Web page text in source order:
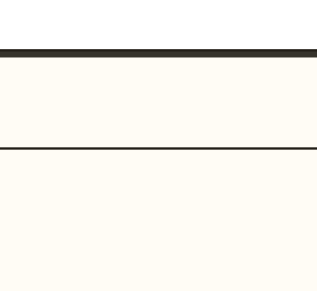
Kampagne)